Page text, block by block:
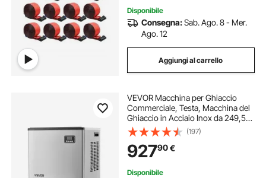
Disponibile
Consegna:Sab. Ago. 8 - Mer.
Ago. 12
Aggiungi al carrello
VEVOR Macchina per Ghiaccio
Commerciale, Testa, Macchina del
Ghiaccio in Acciaio Inox da 249,5
kg/Giorno con Autopulizia,
Spessore Regolabile, Ideale per
Ristoranti, Bar, Caffè e Hotel, Solo
Testa
(197)
92790€
Disponibile